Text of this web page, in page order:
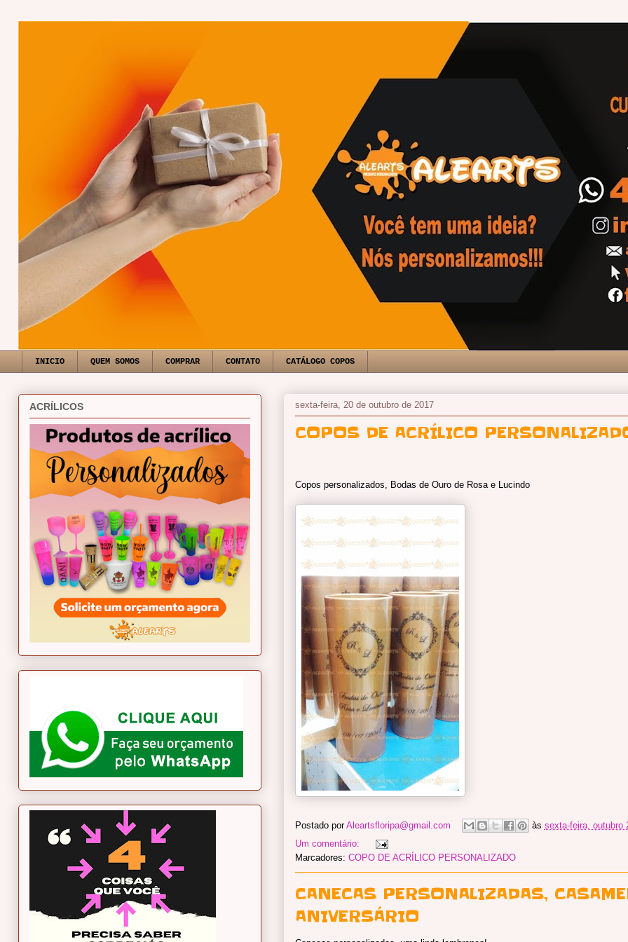
INICIO QUEM SOMOS COMPRAR CONTATO CATÁLOGO COPOS
sexta-feira, 20 de outubro de 2017
COPOS DE ACRÍLICO
Copos personalizados, Bodas de Ouro de Rosa e Lucindo
Postado porAleartsfloripa@gmail.com às sexta-feira, outubro
Um comentário:
Marcadores: COPO DE ACRÍLICO PERSONALIZADO
CANECAS PERSONALIZADAS,
ANIVERSÁRIO
ACRÍLICOS